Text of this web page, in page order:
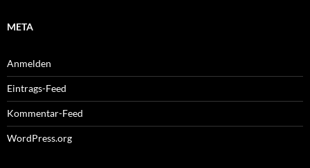
META
Anmelden
Eintrags-Feed
Kommentar-Feed
WordPress.org